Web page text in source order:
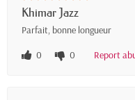
Khimar Jazz
Parfait, bonne longueur
0
0 Report